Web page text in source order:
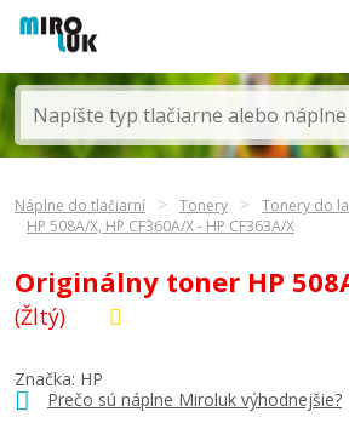
Náplne do tlačiarní Tonery
Tonery do
HP 508A/X, HP CF360A/X - HP CF363A/X
Originálny toner HP
(Žltý)
Značka: HP
Prečo sú náplne Miroluk výhodnejšie?